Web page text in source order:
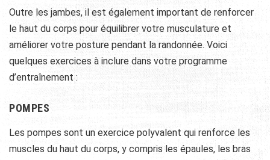
Outre les jambes, il est également important de renforcer
le haut du corps pour équilibrer votre musculature et
améliorer votre posture pendant la randonnée. Voici
quelques exercices à inclure dans votre programme
d’entraînement :
POMPES
Les pompes sont un exercice polyvalent qui renforce les
muscles du haut du corps, y compris les épaules, les bras